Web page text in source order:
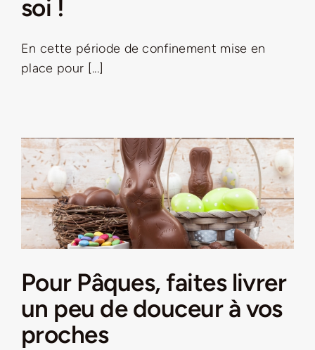
Nouveau Magazine EnVelay
Jeu concours – Gagnez votre bûche de Noël 2025
soi !
En cette période de confinement mise en
place pour [...]
Pour Pâques, faites livrer
un peu de douceur à vos
proches